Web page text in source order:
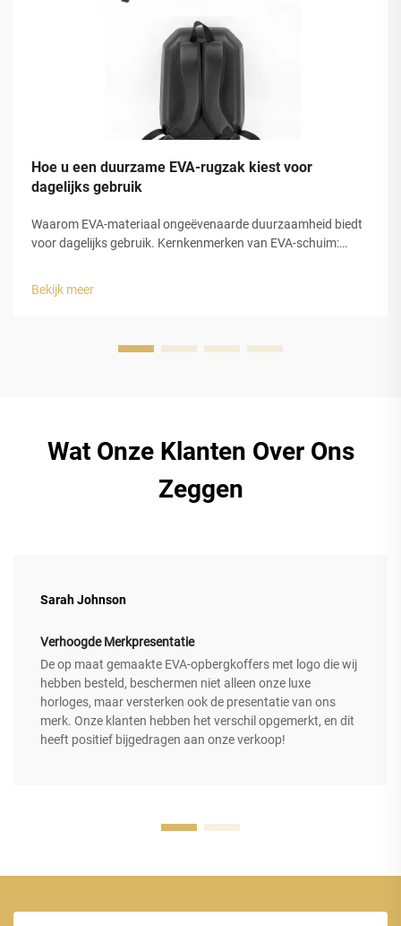
Hoe u een duurzame EVA-rugzak kiest voor
dagelijks gebruik
Waarom EVA-materiaal ongeëvenaarde duurzaamheid biedt
voor dagelijks gebruik. Kernkenmerken van EVA-schuim:
onderscheidt zich echt voor dagelijks draaggebruik vanwege
drie belangrijke eigenschappen die het zo …
Bekijk meer
Wat Onze Klanten Over Ons
Zeggen
Sarah Johnson
Verhoogde Merkpresentatie
De op maat gemaakte EVA-opbergkoffers met logo die wij
hebben besteld, beschermen niet alleen onze luxe
horloges, maar versterken ook de presentatie van ons
merk. Onze klanten hebben het verschil opgemerkt, en dit
heeft positief bijgedragen aan onze verkoop!